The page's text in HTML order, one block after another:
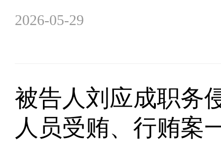
2026-05-29
被告人刘应成职务
人员受贿、行贿案